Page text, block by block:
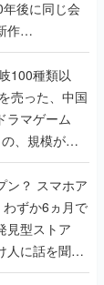
後に同じ会
作
タッグを組
秘話
100種類以
売った、中国
ラマゲーム
、規模が違
に聞いた
ホア
わずか6ヵ月で
見型ストア
人に話を聞い